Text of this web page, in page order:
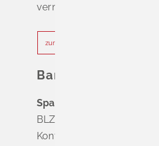
vermeiden.
zur Terminvereinbarung
Bankverbindung
Sparkasse
BLZ 683 518 65
Konto Nr. 8 028 524